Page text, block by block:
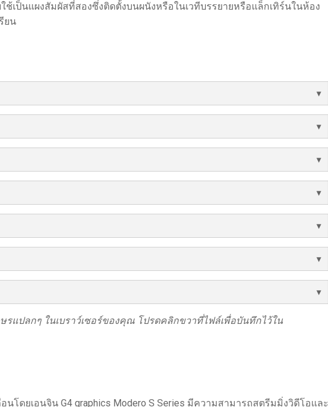
ใช้เป็นแผงสัมผัสที่สองซึ่งติดตั้งบนผนังหรือในเวทีบรรยายหรือแล็กเทิร์นในห้อง
ยน
รแปลกๆ ในเบราว์เซอร์ของคุณ โปรดคลิกขวาที่ไฟล์เพื่อบันทึกไว้ใน
นโดยเอนจิน G4 graphics Modero S Series มีความสามารถสตรีมมิ่งวิดีโอและ